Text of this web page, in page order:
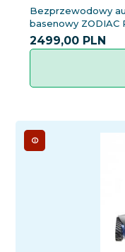
Bezprzewodowy
basenowy ZODIAC
2499,00 PLN